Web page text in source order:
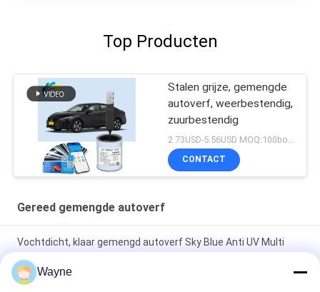
Top Producten
Stalen grijze, gemengde
autoverf, weerbestendig,
zuurbestendig
CONTACT
Gereed gemengde autoverf
Vochtdicht, klaar gemengd autoverf Sky Blue Anti UV Multi
Function
Wayne